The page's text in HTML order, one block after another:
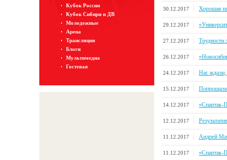
Кубок России
Кубок Сибири и ДВ
Молодежные
Арена
Трансляция
Блоги
Мультимедиа
Гостевая
30.12.2017 Хорошая
29.12.2017
27.12.2017 Трудности
26.12.2017
24.12.2017 Нас
15.12.2017
14.12.2017 «Спартак-
12.12.2017
11.12.2017 Андрей
11.12.2017 «Спартак-